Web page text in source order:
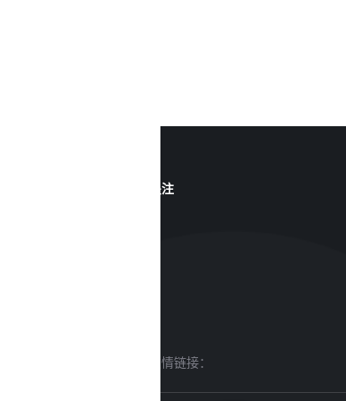
关注
友情链接：